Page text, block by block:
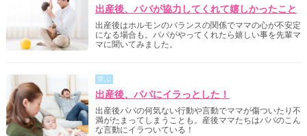
出産後、パパが協力してくれて嬉しかったこと
出産後はホルモンのバランスの関係でママの心が不安定
になる場合も。パパがやってくれたら嬉しい事を先輩マ
マに聞いてみました。
学ぶ
出産後、パパにイラっとした！
出産後パパの何気ない行動や言動でママが傷ついたり不
満がたまってしまうことも。産後ママたちはパパのこん
な言動にイラついている！